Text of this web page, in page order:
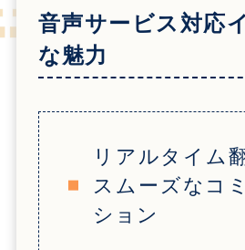
音声サービス対応
な魅力
リアルタイム
スムーズなコ
ション